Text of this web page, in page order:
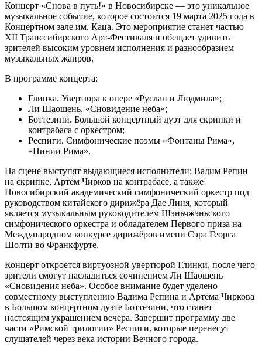
Концерт «Снова в путь!» в Новосибирске — это уникальное
музыкальное событие, которое состоится 19 марта 2025 года в
Концертном зале им. Каца. Это мероприятие станет частью
XII Транссибирского Арт-Фестиваля и обещает удивить
зрителей высоким уровнем исполнения и разнообразием
музыкальных жанров.
В программе концерта:
Глинка. Увертюра к опере «Руслан и Людмила»;
Ли Шаошень. «Сновидение неба»;
Боттезини. Большой концертный дуэт для скрипки и
контрабаса с оркестром;
Респиги. Симфонические поэмы «Фонтаны Рима»,
«Пинии Рима».
На сцене выступят выдающиеся исполнители: Вадим Репин
на скрипке, Артём Чирков на контрабасе, а также
Новосибирский академический симфонический оркестр под
руководством китайского дирижёра Дае Линя, который
является музыкальным руководителем Шэньчжэньского
симфонического оркестра и обладателем Первого приза на
Международном конкурсе дирижёров имени Сэра Георга
Шолти во Франкфурте.
Концерт откроется виртуозной увертюрой Глинки, после чего
зрители смогут насладиться сочинением Ли Шаошень
«Сновидения неба». Особое внимание будет уделено
совместному выступлению Вадима Репина и Артёма Чиркова
в Большом концертном дуэте Боттезини, что станет
настоящим украшением вечера. Завершит программу две
части «Римской трилогии» Респиги, которые перенесут
слушателей через века истории Вечного города.